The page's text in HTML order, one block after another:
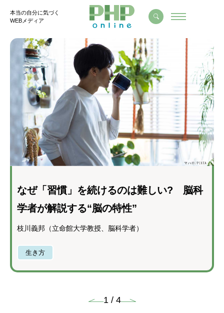
本当の自分に気づく
WEBメディア
なぜ「習慣」を続けるのは難しい? 脳科
学者が解説する“脳の特性”
枝川義邦（立命館大学教授、脳科学者）
生き方
1 / 4